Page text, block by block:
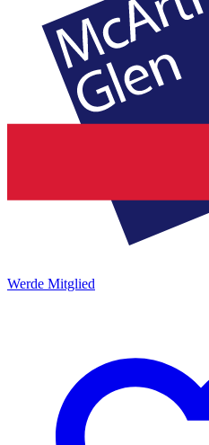
Werde Mitglied